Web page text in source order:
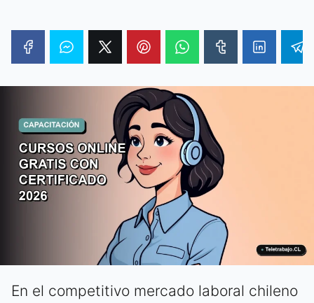
En el competitivo mercado laboral chileno